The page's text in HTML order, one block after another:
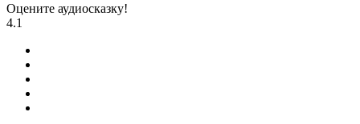
Оцените аудиосказку!
4.1